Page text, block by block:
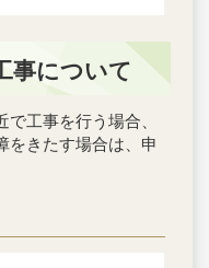
事について
工事を行う場合、
をきたす場合は、申